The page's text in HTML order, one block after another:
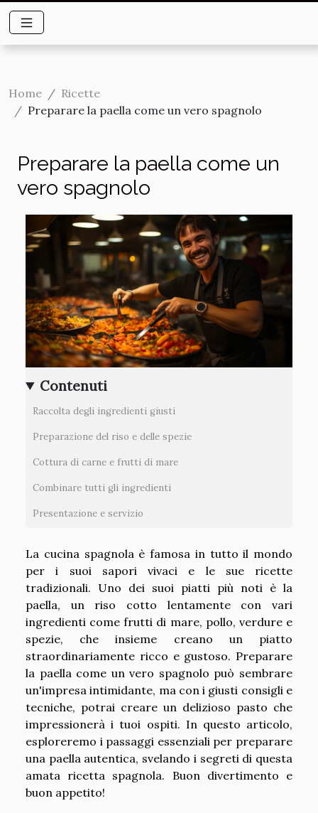
Home
Ricette
Preparare la paella come un vero spagnolo
Preparare la paella come un
vero spagnolo
Contenuti
Raccolta degli ingredienti giusti
Preparazione del riso e delle spezie
Cottura di carne e frutti di mare
Combinare tutti gli ingredienti
Presentazione e servizio
La cucina spagnola è famosa in tutto il mondo
per i suoi sapori vivaci e le sue ricette
tradizionali. Uno dei suoi piatti più noti è la
paella, un riso cotto lentamente con vari
ingredienti come frutti di mare, pollo, verdure e
spezie, che insieme creano un piatto
straordinariamente ricco e gustoso. Preparare
la paella come un vero spagnolo può sembrare
un'impresa intimidante, ma con i giusti consigli e
tecniche, potrai creare un delizioso pasto che
impressionerà i tuoi ospiti. In questo articolo,
esploreremo i passaggi essenziali per preparare
una paella autentica, svelando i segreti di questa
amata ricetta spagnola. Buon divertimento e
buon appetito!